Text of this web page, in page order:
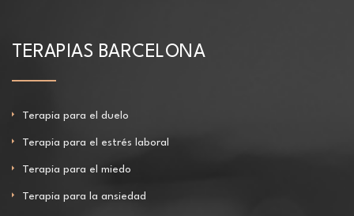
TERAPIAS BARCELONA
Terapia para el duelo
Terapia para el estrés laboral
Terapia para el miedo
Terapia para la ansiedad